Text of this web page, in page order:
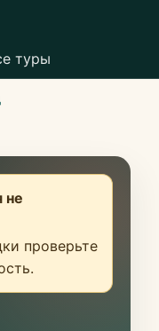
туры
не
проверьте